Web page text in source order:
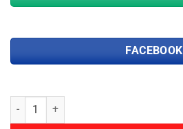
FACEBOOK
Số lượng